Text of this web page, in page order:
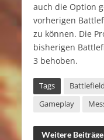
auch die Option
vorherigen
zu können. Die
bisherigen
3 behoben.
Tags
Gameplay
Weitere Beiträge